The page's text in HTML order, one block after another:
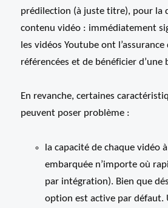
prédilection (à juste titre), pour la
contenu vidéo : immédiatement
les vidéos Youtube ont
référencées et de bénéficier d’une
En revanche, certaines
peuvent poser problème :
la capacité de chaque vidéo
embarquée n’importe où
par intégration). Bien que
option est active par défaut.